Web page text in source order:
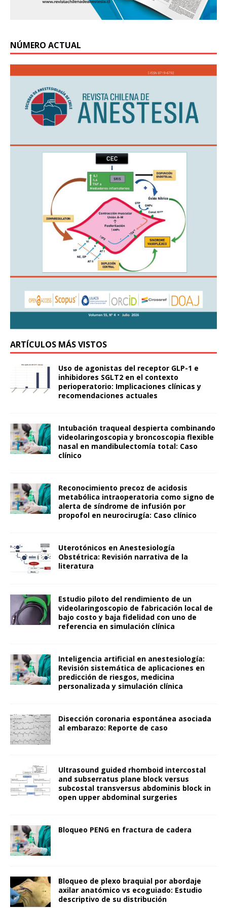
NÚMERO ACTUAL
ARTÍCULOS MÁS VISTOS
Uso de agonistas del receptor GLP-1 e
inhibidores SGLT2 en el contexto
perioperatorio: Implicaciones clínicas y
recomendaciones actuales
Intubación traqueal despierta combinando
videolaringoscopia y broncoscopia flexible
nasal en mandibulectomía total: Caso
clínico
Reconocimiento precoz de acidosis
metabólica intraoperatoria como signo de
alerta de síndrome de infusión por
propofol en neurocirugía: Caso clínico
Uterotónicos en Anestesiología
Obstétrica: Revisión narrativa de la
literatura
Estudio piloto del rendimiento de un
videolaringoscopio de fabricación local de
bajo costo y baja fidelidad con uno de
referencia en simulación clínica
Inteligencia artificial en anestesiología:
Revisión sistemática de aplicaciones en
predicción de riesgos, medicina
personalizada y simulación clínica
Disección coronaria espontánea asociada
al embarazo: Reporte de caso
Ultrasound guided rhomboid intercostal
and subserratus plane block versus
subcostal transversus abdominis block in
open upper abdominal surgeries
Bloqueo PENG en fractura de cadera
Bloqueo de plexo braquial por abordaje
axilar anatómico vs ecoguiado: Estudio
descriptivo de su distribución